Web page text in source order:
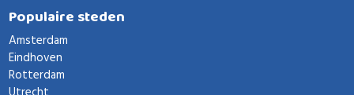
Populaire steden
Amsterdam
Eindhoven
Rotterdam